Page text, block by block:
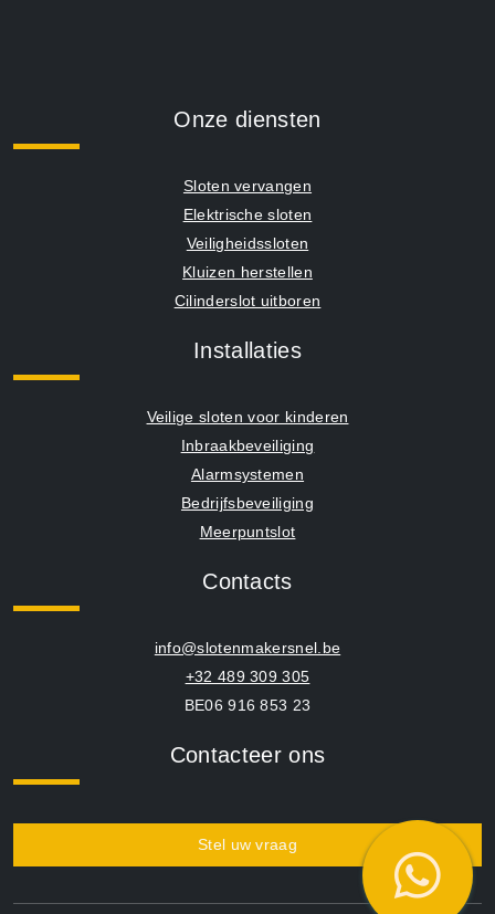
Onze diensten
Sloten vervangen
Elektrische sloten
Veiligheidssloten
Kluizen herstellen
Cilinderslot uitboren
Installaties
Veilige sloten voor kinderen
Inbraakbeveiliging
Alarmsystemen
Bedrijfsbeveiliging
Meerpuntslot
Contacts
info@slotenmakersnel.be
+32 489 309 305
BE06 916 853 23
Contacteer ons
Stel uw vraag